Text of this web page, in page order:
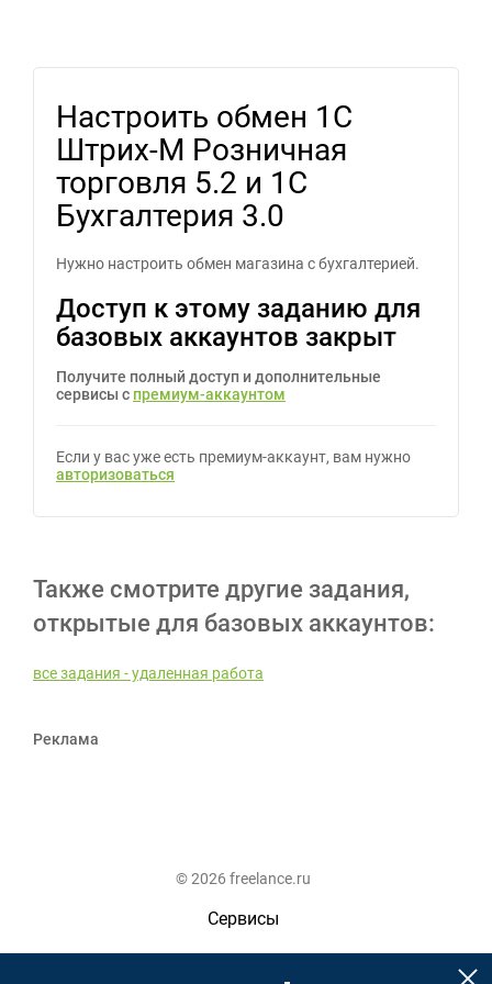
Настроить обмен 1С
Штрих-М Розничная
торговля 5.2 и 1С
Бухгалтерия 3.0
Нужно настроить обмен магазина с бухгалтерией.
Доступ к этому заданию для
базовых аккаунтов закрыт
Получите полный доступ и дополнительные
сервисы с премиум-аккаунтом
Если у вас уже есть премиум-аккаунт, вам нужно
авторизоваться
Также смотрите другие задания,
открытые для базовых аккаунтов:
все задания - удаленная работа
Реклама
© 2026 freelance.ru
Сервисы
Помощь